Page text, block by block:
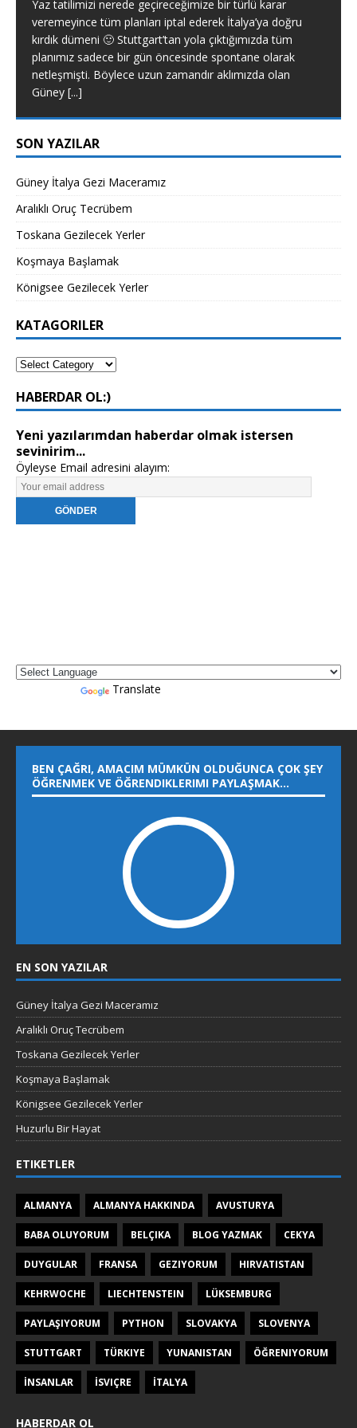
doğru
olarak
Yaklaşık olarak 2021 yılının Aralık ayından itibaren
aralıksız olarak edindiğim aralıklı oruç tecrübem
yazmaya karar verdim. Baştan söyleyeyim, ben
yapacak bir tip değilim ve bugüne kadar hiç diyet
yapmadım. Ancak bir gün, internette[...]
SON YAZILAR
Güney İtalya Gezi Maceramız
Aralıklı Oruç Tecrübem
Toskana Gezilecek Yerler
Koşmaya Başlamak
Königsee Gezilecek Yerler
KATAGORILER
HABERDAR OL:)
Yeni yazılarımdan haberdar olmak istersen
sevinirim...
Öyleyse Email adresini alayım:
Translate
BEN ÇAĞRI, AMACIM MÜMKÜN OLDUĞUNCA ÇOK ŞEY
ÖĞRENMEK VE ÖĞRENDIKLERIMI PAYLAŞMAK…
EN SON YAZILAR
Güney İtalya Gezi Maceramız
Aralıklı Oruç Tecrübem
Toskana Gezilecek Yerler
Koşmaya Başlamak
Königsee Gezilecek Yerler
Huzurlu Bir Hayat
ETIKETLER
ALMANYA ALMANYA HAKKINDA AVUSTURYA
BABA OLUYORUM BELÇIKA BLOG YAZMAK CEKYA
DUYGULAR FRANSA GEZIYORUM HIRVATISTAN
KEHRWOCHE LIECHTENSTEIN LÜKSEMBURG
PAYLAŞIYORUM PYTHON SLOVAKYA SLOVENYA
STUTTGART TÜRKIYE YUNANISTAN ÖĞRENIYORUM
İNSANLAR İSVIÇRE İTALYA
HABERDAR OL